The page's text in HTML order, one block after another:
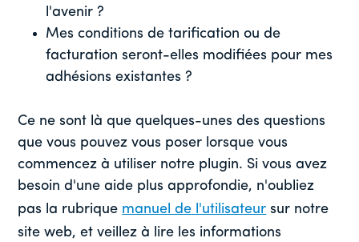
l'avenir ?
Mes conditions de tarification ou de
facturation seront-elles modifiées pour mes
adhésions existantes ?
Ce ne sont là que quelques-unes des questions
que vous pouvez vous poser lorsque vous
commencez à utiliser notre plugin. Si vous avez
besoin d'une aide plus approfondie, n'oubliez
pas la rubrique manuel de l'utilisateur sur notre
site web, et veillez à lire les informations